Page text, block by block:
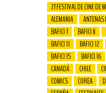
27 FESTIVAL DE CINE DE
ALEMANIA
ANTENAS
BAFICI 7
BAFICI 8
BAFICI 11
BAFICI 12
BAFICI 15
BAFICI 16
CANADÁ
CHILE
COMICS
COREA